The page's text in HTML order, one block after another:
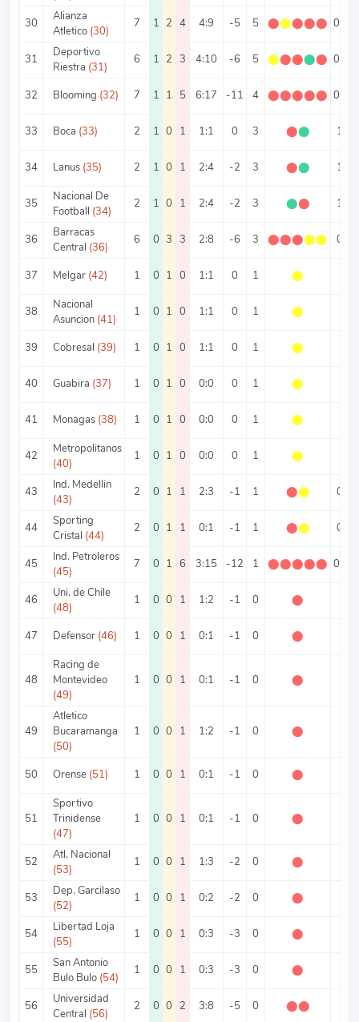
30
Alianza
Atletico (30)
7 1 2 4 4:9 -5 5 ⬤⬤⬤⬤⬤ 0.71
31
Deportivo
Riestra (31)
6 1 2 3 4:10 -6 5 ⬤⬤⬤⬤⬤ 0.83
32 Blooming (32) 7 1 1 5 6:17 -11 4 ⬤⬤⬤⬤⬤ 0.57
33 Boca (33) 2 1 0 1 1:1 0 3 ⬤⬤ 1.5
34 Lanus (35) 2 1 0 1 2:4 -2 3 ⬤⬤ 1.5
35
Nacional De
Football (34)
2 1 0 1 2:4 -2 3 ⬤⬤ 1.5
36
Barracas
Central (36)
6 0 3 3 2:8 -6 3 ⬤⬤⬤⬤⬤ 0.5
37 Melgar (42) 1 0 1 0 1:1 0 1 ⬤
38
Nacional
Asuncion (41)
1 0 1 0 1:1 0 1 ⬤
39 Cobresal (39) 1 0 1 0 1:1 0 1 ⬤
40 Guabira (37) 1 0 1 0 0:0 0 1 ⬤
41 Monagas (38) 1 0 1 0 0:0 0 1 ⬤
42
Metropolitanos
(40)
1 0 1 0 0:0 0 1 ⬤
43
Ind. Medellin
(43)
2 0 1 1 2:3 -1 1 ⬤⬤ 0.5
44
Sporting
Cristal (44)
2 0 1 1 0:1 -1 1 ⬤⬤ 0.5
45
Ind. Petroleros
(45)
7 0 1 6 3:15 -12 1 ⬤⬤⬤⬤⬤ 0.14
46
Uni. de Chile
(48)
1 0 0 1 1:2 -1 0 ⬤
47 Defensor (46) 1 0 0 1 0:1 -1 0 ⬤
48
Racing de
Montevideo
(49)
1 0 0 1 0:1 -1 0 ⬤
49
Atletico
Bucaramanga
(50)
1 0 0 1 1:2 -1 0 ⬤
50 Orense (51) 1 0 0 1 0:1 -1 0 ⬤
51
Sportivo
Trinidense
(47)
1 0 0 1 0:1 -1 0 ⬤
52
Atl. Nacional
(53)
1 0 0 1 1:3 -2 0 ⬤
53
Dep. Garcilaso
(52)
1 0 0 1 0:2 -2 0 ⬤
54
Libertad Loja
(55)
1 0 0 1 0:3 -3 0 ⬤
55
San Antonio
Bulo Bulo (54)
1 0 0 1 0:3 -3 0 ⬤
56
Universidad
Central (56)
2 0 0 2 3:8 -5 0 ⬤⬤